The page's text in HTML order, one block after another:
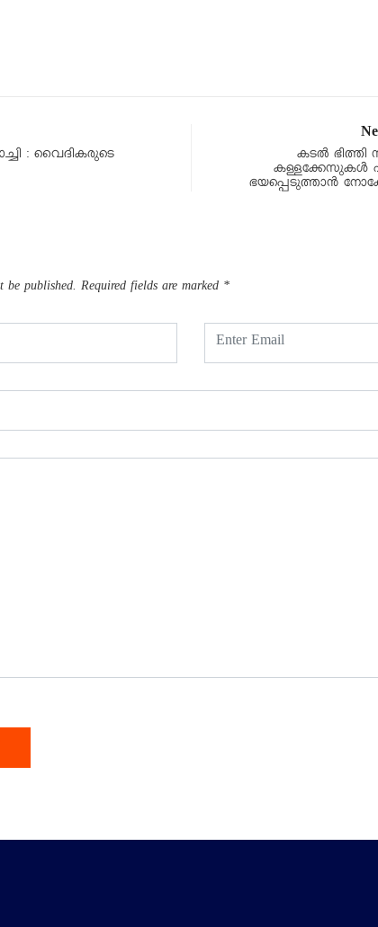
: വൈദികരുടെ
കടൽ ഭിത്തി
കള്ളക്കേസുകൾ
ഭയപ്പെടുത്താൻ
be published. Required fields are marked *